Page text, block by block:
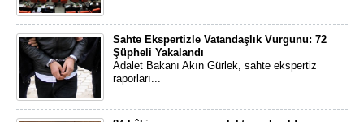
Sahte Ekspertizle Vatandaşlık Vurgunu: 72
Şüpheli Yakalandı
Adalet Bakanı Akın Gürlek, sahte ekspertiz
raporları...